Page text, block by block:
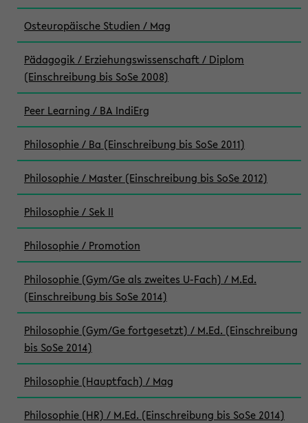
Osteuropäische Studien / Mag
Pädagogik / Erziehungswissenschaft / Diplom
(Einschreibung bis SoSe 2008)
Peer Learning / BA IndiErg
Philosophie / Ba (Einschreibung bis SoSe 2011)
Philosophie / Master (Einschreibung bis SoSe 2012)
Philosophie / Sek II
Philosophie / Promotion
Philosophie (Gym/Ge als zweites U-Fach) / M.Ed.
(Einschreibung bis SoSe 2014)
Philosophie (Gym/Ge fortgesetzt) / M.Ed. (Einschreibung
bis SoSe 2014)
Philosophie (Hauptfach) / Mag
Philosophie (HR) / M.Ed. (Einschreibung bis SoSe 2014)